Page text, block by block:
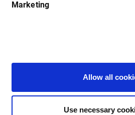
Marketing
Allow all
Use necessary
gesammelt. Mit dem
Studien und eine neue
Studie hinzufügen: Die
eine bessere Übersicht zu